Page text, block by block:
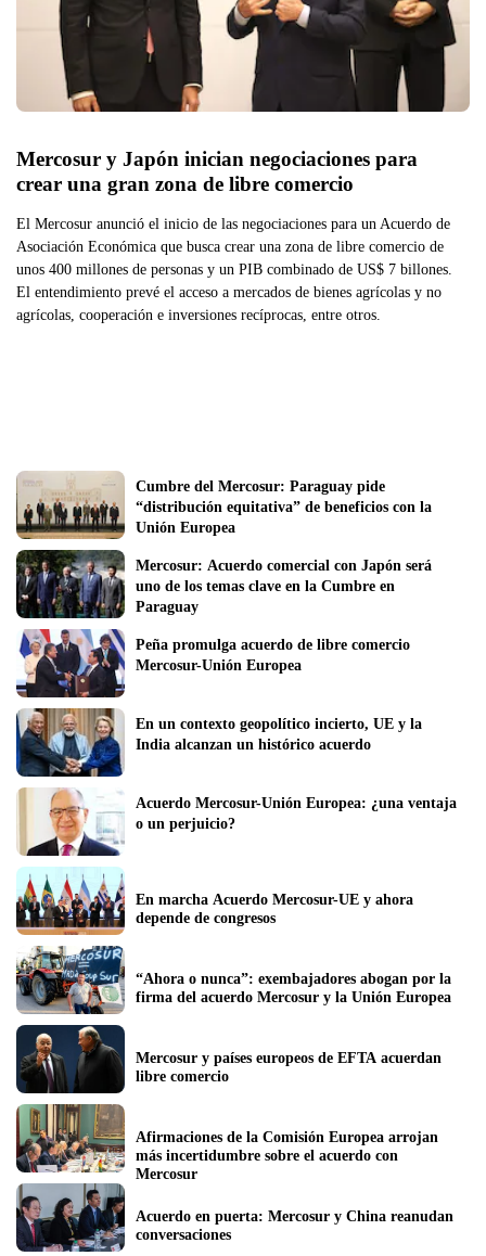
Mercosur y Japón inician negociaciones para
crear una gran zona de libre comercio
El Mercosur anunció el inicio de las negociaciones para un Acuerdo de
Asociación Económica que busca crear una zona de libre comercio de
unos 400 millones de personas y un PIB combinado de US$ 7 billones.
El entendimiento prevé el acceso a mercados de bienes agrícolas y no
agrícolas, cooperación e inversiones recíprocas, entre otros.
Cumbre del Mercosur: Paraguay pide
“distribución equitativa” de beneficios con la
Unión Europea
Mercosur: Acuerdo comercial con Japón será
uno de los temas clave en la Cumbre en
Paraguay
Peña promulga acuerdo de libre comercio
Mercosur-Unión Europea
En un contexto geopolítico incierto, UE y la
Acuerdo Mercosur-Unión Europea: ¿una ventaja
o un perjuicio?
En marcha Acuerdo Mercosur-UE y ahora
“Ahora o nunca”: exembajadores abogan por la
firma del acuerdo Mercosur y la Unión Europea
Mercosur y países europeos de EFTA acuerdan
libre comercio
Afirmaciones de la Comisión Europea arrojan
más incertidumbre sobre el acuerdo con
Mercosur
Acuerdo en puerta: Mercosur y China reanudan